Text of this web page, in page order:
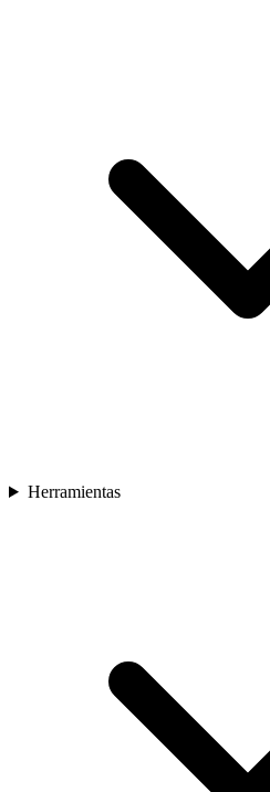
Herramientas